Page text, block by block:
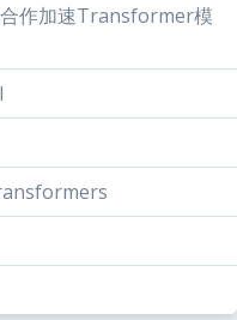
作加速Transformer模